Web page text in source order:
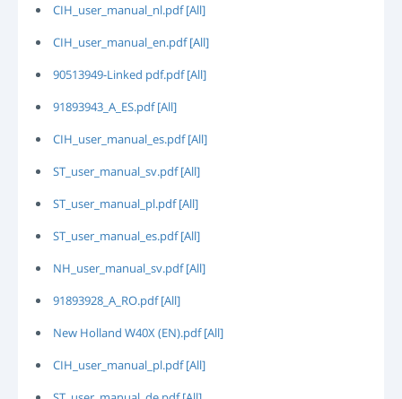
CIH_user_manual_nl.pdf [All]
CIH_user_manual_en.pdf [All]
90513949-Linked pdf.pdf [All]
91893943_A_ES.pdf [All]
CIH_user_manual_es.pdf [All]
ST_user_manual_sv.pdf [All]
ST_user_manual_pl.pdf [All]
ST_user_manual_es.pdf [All]
NH_user_manual_sv.pdf [All]
91893928_A_RO.pdf [All]
New Holland W40X (EN).pdf [All]
CIH_user_manual_pl.pdf [All]